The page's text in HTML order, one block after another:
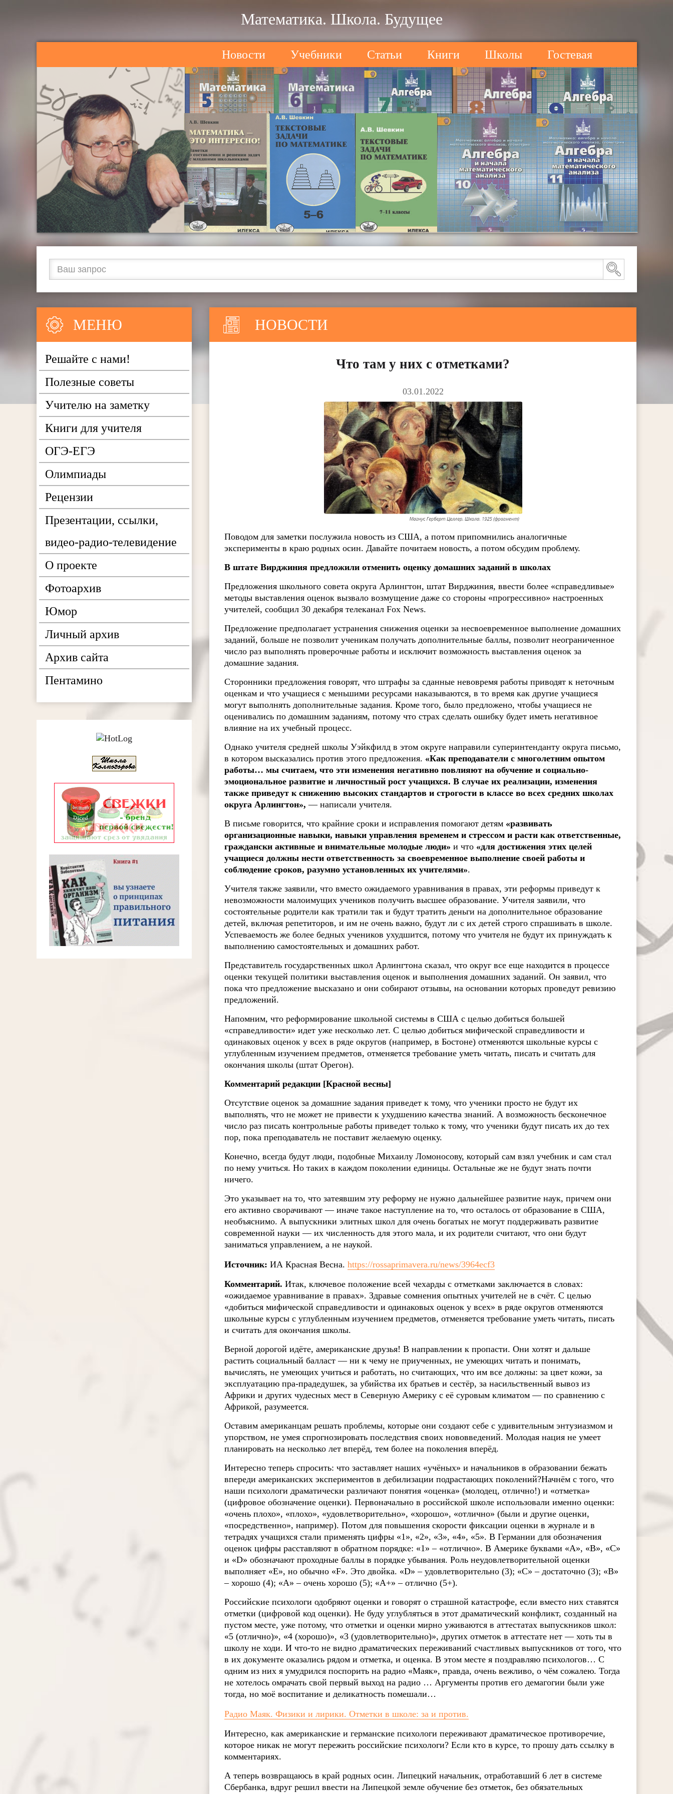
Математика. Школа. Будущее
Новости Учебники Статьи Книги Школы Гостевая
НОВОСТИ
Что там у них с отметками?
03.01.2022
Поводом для заметки послужила новость из США, а потом припомнились аналогичные
эксперименты в краю родных осин. Давайте почитаем новость, а потом обсудим проблему.
В штате Вирджиния предложили отменить оценку домашних заданий в школах
Предложения школьного совета округа Арлингтон, штат Вирджиния, ввести более «справедливые»
методы выставления оценок вызвало возмущение даже со стороны «прогрессивно» настроенных
учителей, сообщил 30 декабря телеканал Fox News.
Предложение предполагает устранения снижения оценки за несвоевременное выполнение домашних
заданий, больше не позволит ученикам получать дополнительные баллы, позволит неограниченное
число раз выполнять проверочные работы и исключит возможность выставления оценок за
домашние задания.
Сторонники предложения говорят, что штрафы за сданные невовремя работы приводят к неточным
оценкам и что учащиеся с меньшими ресурсами наказываются, в то время как другие учащиеся
могут выполнять дополнительные задания. Кроме того, было предложено, чтобы учащиеся не
оценивались по домашним заданиям, потому что страх сделать ошибку будет иметь негативное
влияние на их учебный процесс.
Однако учителя средней школы Уэйкфилд в этом округе направили суперинтенданту округа письмо,
в котором высказались против этого предложения. «Как преподаватели с многолетним опытом
работы… мы считаем, что эти изменения негативно повлияют на обучение и социально-
эмоциональное развитие и личностный рост учащихся. В случае их реализации, изменения
также приведут к снижению высоких стандартов и строгости в классе во всех средних школах
округа Арлингтон», — написали учителя.
В письме говорится, что крайние сроки и исправления помогают детям «развивать
организационные навыки, навыки управления временем и стрессом и расти как ответственные,
граждански активные и внимательные молодые люди» и что «для достижения этих целей
учащиеся должны нести ответственность за своевременное выполнение своей работы и
соблюдение сроков, разумно установленных их учителями».
Учителя также заявили, что вместо ожидаемого уравнивания в правах, эти реформы приведут к
невозможности малоимущих учеников получить высшее образование. Учителя заявили, что
состоятельные родители как тратили так и будут тратить деньги на дополнительное образование
детей, включая репетиторов, и им не очень важно, будут ли с их детей строго спрашивать в школе.
Успеваемость же более бедных учеников ухудшится, потому что учителя не будут их принуждать к
выполнению самостоятельных и домашних работ.
Представитель государственных школ Арлингтона сказал, что округ все еще находится в процессе
оценки текущей политики выставления оценок и выполнения домашних заданий. Он заявил, что
пока что предложение высказано и они собирают отзывы, на основании которых проведут ревизию
предложений.
Напомним, что реформирование школьной системы в США с целью добиться большей
«справедливости» идет уже несколько лет. С целью добиться мифической справедливости и
одинаковых оценок у всех в ряде округов (например, в Бостоне) отменяются школьные курсы с
углубленным изучением предметов, отменяется требование уметь читать, писать и считать для
окончания школы (штат Орегон).
Комментарий редакции [Красной весны]
Отсутствие оценок за домашние задания приведет к тому, что ученики просто не будут их
выполнять, что не может не привести к ухудшению качества знаний. А возможность бесконечное
число раз писать контрольные работы приведет только к тому, что ученики будут писать их до тех
пор, пока преподаватель не поставит желаемую оценку.
Конечно, всегда будут люди, подобные Михаилу Ломоносову, который сам взял учебник и сам стал
по нему учиться. Но таких в каждом поколении единицы. Остальные же не будут знать почти
ничего.
Это указывает на то, что затеявшим эту реформу не нужно дальнейшее развитие наук, причем они
его активно сворачивают — иначе такое наступление на то, что осталось от образование в США,
необъяснимо. А выпускники элитных школ для очень богатых не могут поддерживать развитие
современной науки — их численность для этого мала, и их родители считают, что они будут
заниматься управлением, а не наукой.
Источник:ИА Красная Весна.https://rossaprimavera.ru/news/3964ecf3
Комментарий.Итак, ключевое положение всей чехарды с отметками заключается в словах:
«ожидаемое уравнивание в правах». Здравые сомнения опытных учителей не в счёт. С целью
«добиться мифической справедливости и одинаковых оценок у всех» в ряде округов отменяются
школьные курсы с углубленным изучением предметов, отменяется требование уметь читать, писать
и считать для окончания школы.
Верной дорогой идёте, американские друзья! В направлении к пропасти. Они хотят и дальше
растить социальный балласт — ни к чему не приученных, не умеющих читать и понимать,
вычислять, не умеющих учиться и работать, но считающих, что им все должны: за цвет кожи, за
эксплуатацию пра-прадедушек, за убийства их братьев и сестёр, за насильственный вывоз из
Африки и других чудесных мест в Северную Америку с её суровым климатом — по сравнению с
Африкой, разумеется.
Оставим американцам решать проблемы, которые они создают себе с удивительным энтузиазмом и
упорством, не умея спрогнозировать последствия своих нововведений. Молодая нация не умеет
планировать на несколько лет вперёд, тем более на поколения вперёд.
Интересно теперь спросить: что заставляет наших «учёных» и начальников в образовании бежать
впереди американских экспериментов в дебилизации подрастающих поколений?Начнём с того, что
наши психологи драматически различают понятия «оценка» (молодец, отлично!) и «отметка»
(цифровое обозначение оценки). Первоначально в российской школе использовали именно оценки:
«очень плохо», «плохо», «удовлетворительно», «хорошо», «отлично» (были и другие оценки,
«посредственно», например). Потом для повышения скорости фиксации оценки в журнале и в
тетрадях учащихся стали применять цифры «1», «2», «3», «4», «5». В Германии для обозначения
оценок цифры расставляют в обратном порядке: «1» – «отлично». В Америке буквами «A», «B», «C»
и «D» обозначают проходные баллы в порядке убывания. Роль неудовлетворительной оценки
выполняет «E», но обычно «F». Это двойка. «D» – удовлетворительно (3); «С» – достаточно (3); «B»
– хорошо (4); «A» – очень хорошо (5); «A+» – отлично (5+).
Российские психологи одобряют оценки и говорят о страшной катастрофе, если вместо них ставятся
отметки (цифровой код оценки). Не буду углубляться в этот драматический конфликт, созданный на
пустом месте, уже потому, что отметки и оценки мирно уживаются в аттестатах выпускников школ:
«5 (отлично)», «4 (хорошо)», «3 (удовлетворительно)», других отметок в аттестате нет — хоть ты в
школу не ходи. И что-то не видно драматических переживаний счастливых выпускников от того, что
в их документе оказались рядом и отметка, и оценка. В этом месте я поздравляю психологов… С
одним из них я умудрился поспорить на радио «Маяк», правда, очень вежливо, о чём сожалею. Тогда
не хотелось омрачать свой первый выход на радио … Аргументы против его демагогии были уже
тогда, но моё воспитание и деликатность помешали…
Радио Маяк. Физики и лирики. Отметки в школе: за и против.
Интересно, как американские и германские психологи переживают драматическое противоречие,
которое никак не могут пережить российские психологи? Если кто в курсе, то прошу дать ссылку в
комментариях.
А теперь возвращаюсь в край родных осин. Липецкий начальник, отработавший 6 лет в системе
Сбербанка, вдруг решил ввести на Липецкой земле обучение без отметок, без обязательных
МЕНЮ
Решайте с нами!
Полезные советы
Учителю на заметку
Книги для учителя
ОГЭ-ЕГЭ
Олимпиады
Рецензии
Презентации, ссылки,
видео-радио-телевидение
О проекте
Фотоархив
Юмор
Личный архив
Архив сайта
Пентамино